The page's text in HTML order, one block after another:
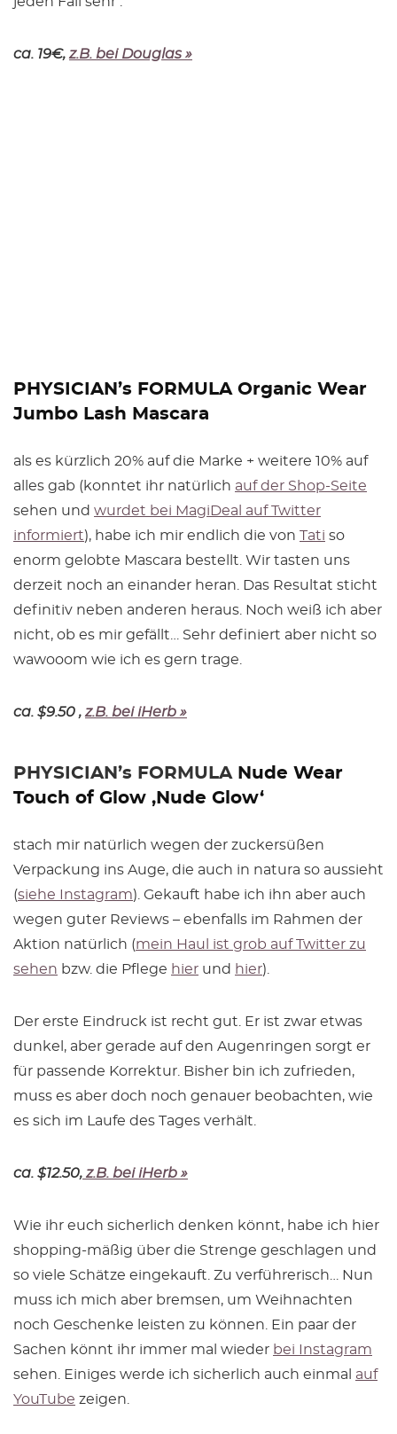
ca. 19€,z.B. bei Douglas »
PHYSICIAN’s FORMULA Organic Wear
Jumbo Lash Mascara
als es kürzlich 20% auf die Marke + weitere 10% auf
alles gab (konntet ihr natürlich auf der Shop-Seite
sehen und wurdet bei MagiDeal auf Twitter
informiert), habe ich mir endlich die von Tati so
enorm gelobte Mascara bestellt. Wir tasten uns
derzeit noch an einander heran. Das Resultat sticht
definitiv neben anderen heraus. Noch weiß ich aber
nicht, ob es mir gefällt… Sehr definiert aber nicht so
wawooom wie ich es gern trage.
ca. $9.50 ,z.B. bei iHerb »
PHYSICIAN’s FORMULANude Wear
Touch of Glow ‚Nude Glow‘
stach mir natürlich wegen der zuckersüßen
Verpackung ins Auge, die auch in natura so aussieht
(siehe Instagram). Gekauft habe ich ihn aber auch
wegen guter Reviews – ebenfalls im Rahmen der
Aktion natürlich (mein Haul ist grob auf Twitter zu
sehen bzw. die Pflege hier und hier).
Der erste Eindruck ist recht gut. Er ist zwar etwas
dunkel, aber gerade auf den Augenringen sorgt er
für passende Korrektur. Bisher bin ich zufrieden,
muss es aber doch noch genauer beobachten, wie
es sich im Laufe des Tages verhält.
ca. $12.50,z.B. bei iHerb »
Wie ihr euch sicherlich denken könnt, habe ich hier
shopping-mäßig über die Strenge geschlagen und
so viele Schätze eingekauft. Zu verführerisch… Nun
muss ich mich aber bremsen, um Weihnachten
noch Geschenke leisten zu können. Ein paar der
Sachen könnt ihr immer mal wieder bei Instagram
sehen. Einiges werde ich sicherlich auch einmal auf
YouTube zeigen.